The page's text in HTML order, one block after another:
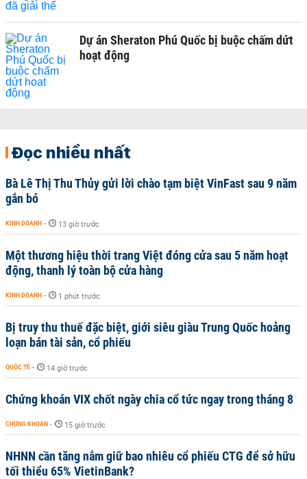
Dự án Sheraton Phú Quốc bị buộc chấm dứt
hoạt động
Đọc nhiều nhất
Bà Lê Thị Thu Thủy gửi lời chào tạm biệt VinFast sau 9 năm
gắn bó
KINH DOANH - 13 giờ trước
Một thương hiệu thời trang Việt đóng cửa sau 5 năm hoạt
động, thanh lý toàn bộ cửa hàng
KINH DOANH - 1 phút trước
Bị truy thu thuế đặc biệt, giới siêu giàu Trung Quốc hoảng
loạn bán tài sản, cổ phiếu
QUỐC TẾ - 14 giờ trước
Chứng khoán VIX chốt ngày chia cổ tức ngay trong tháng 8
CHỨNG KHOÁN - 15 giờ trước
NHNN cần tăng nắm giữ bao nhiêu cổ phiếu CTG để sở hữu
tối thiểu 65% VietinBank?